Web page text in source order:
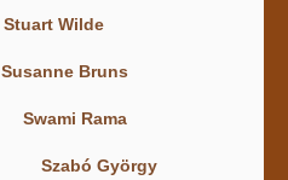
Stuart Wilde
Susanne Bruns
Swami Rama
Szabó György